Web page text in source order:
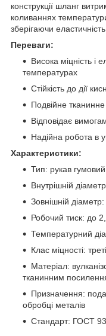
конструкції шланг
коливаннях
зберігаючи еластичність
Переваги:
Висока міцність і
температурах
Стійкість до дії
Подвійне
Відповідає
Надійна робота в
Характеристики:
Тип: рукав
Внутрішній
Зовнішній
Робочий тиск: до
Температурний
Клас міцності:
Матеріал:
тканинним
Призначення:
обробці металів
Стандарт: ГОСТ